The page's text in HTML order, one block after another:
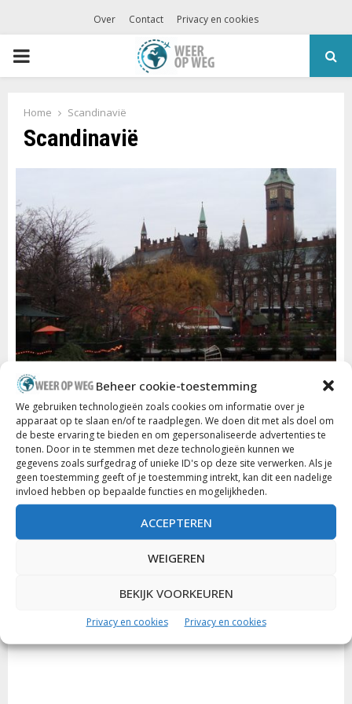
Beheer cookie-toestemming
We gebruiken technologieën zoals cookies om informatie over je
apparaat op te slaan en/of te raadplegen. We doen dit met als doel om
de beste ervaring te bieden en om gepersonaliseerde advertenties te
tonen. Door in te stemmen met deze technologieën kunnen we
gegevens zoals surfgedrag of unieke ID's op deze site verwerken. Als je
geen toestemming geeft of je toestemming intrekt, kan dit een nadelige
invloed hebben op bepaalde functies en mogelijkheden.
ACCEPTEREN
WEIGEREN
BEKIJK VOORKEUREN
Privacy en cookies Privacy en cookies
Over Contact Privacy en cookies
PRIMARY
Home Scandinavië
Scandinavië